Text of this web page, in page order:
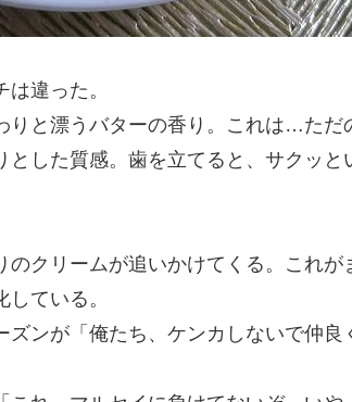
違った。
りと漂うバターの香り。これは…ただ
とした質感。歯を立てると、サクッ
のクリームが追いかけてくる。これ
ている。
ズンが「俺たち、ケンカしないで仲